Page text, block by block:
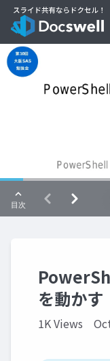
を動かす
1K Views